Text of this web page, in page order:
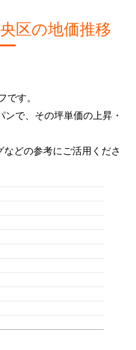
区の地価推移
す。
で、その坪単価の上昇・
どの参考にご活用くださ